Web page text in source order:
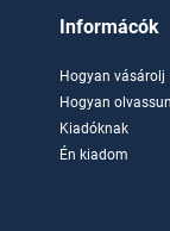
Informácók
Hogyan vásárolj
Hogyan
Kiadóknak
Én kiadom